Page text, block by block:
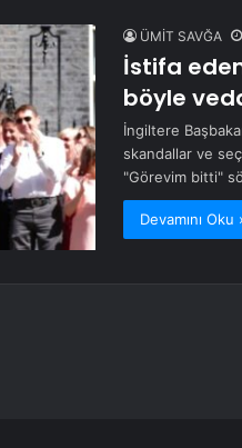
ÜMİT SAVĞA
İstifa
böyle
İngiltere
skandallar ve
"Görevim bitti"
Devamını Oku